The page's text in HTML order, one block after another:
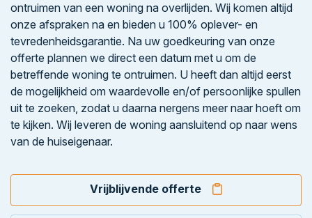
ontruimen van een woning na overlijden. Wij komen altijd
onze afspraken na en bieden u 100% oplever- en
tevredenheidsgarantie. Na uw goedkeuring van onze
offerte plannen we direct een datum met u om de
betreffende woning te ontruimen. U heeft dan altijd eerst
de mogelijkheid om waardevolle en/of persoonlijke spullen
uit te zoeken, zodat u daarna nergens meer naar hoeft om
te kijken. Wij leveren de woning aansluitend op naar wens
van de huiseigenaar.
Vrijblijvende offerte